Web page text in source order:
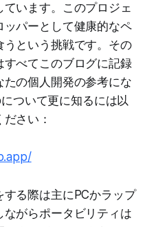
います。このプロジェ
ッパーとして健康的なペ
という挑戦です。その
べてこのブログに記録
たの個人開発の参考にな
ついて更に知るには以
さい：
る際は主にPCかラップ
ながらポータビリティは